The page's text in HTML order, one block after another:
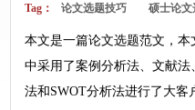
Tag： 论文选题技巧 硕士论文
本文是一篇论文选题范文，
中采用了案例分析法、文献
法和SWOT分析法进行了大